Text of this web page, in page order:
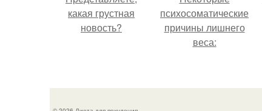
какая грустная
новость?
психосоматические
причины лишнего
веса: